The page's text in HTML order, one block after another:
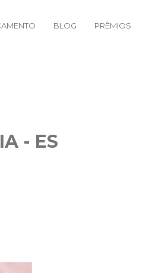
BLOG PRÊMIOS
- ES